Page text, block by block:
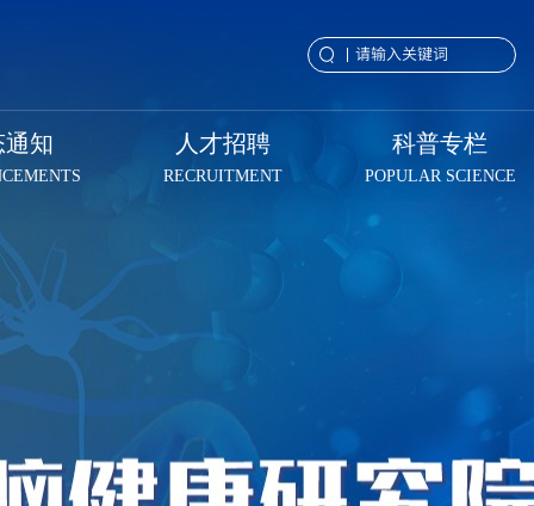
通知 人才招聘
RECRUITMENT
科普专栏
POPULAR SCIENCE